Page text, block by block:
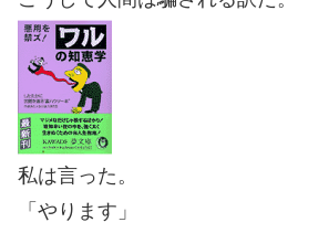
私は言った。
「やります」